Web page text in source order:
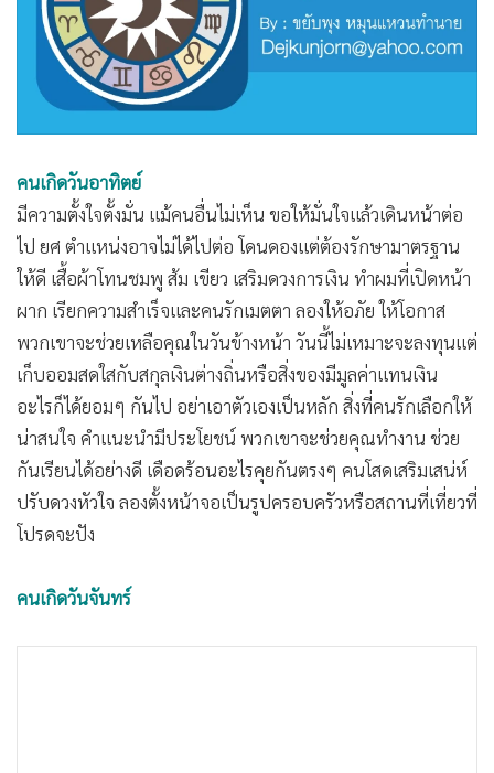
Infographic
การเมือง
ท่องเที่ยว
• Special Scoop
• เศรษฐกิจ-ธุรกิจ
• จีน
ชุมชน-คุณภาพชีวิต
อาชญากรรม
Motoring
• เกม
• วิทยาศาสตร์
• SMEs
• หุ้น
• อินโดจีน
• Celeb Online
คนเกิดวันอาทิตย์
มีความตั้งใจตั้งมั่น แม้คนอื่นไม่เห็น ขอให้มั่นใจแล้วเดินหน้าต่อ
ไป ยศ ตำแหน่งอาจไม่ได้ไปต่อ โดนดองแต่ต้องรักษามาตรฐาน
ให้ดี เสื้อผ้าโทนชมพู ส้ม เขียว เสริมดวงการเงิน ทำผมที่เปิดหน้า
ผาก เรียกความสำเร็จและคนรักเมตตา ลองให้อภัย ให้โอกาส
พวกเขาจะช่วยเหลือคุณในวันข้างหน้า วันนี้ไม่เหมาะจะลงทุนแต่
เก็บออมสดใสกับสกุลเงินต่างถิ่นหรือสิ่งของมีมูลค่าแทนเงิน
อะไรก็ได้ยอมๆ กันไป อย่าเอาตัวเองเป็นหลัก สิ่งที่คนรักเลือกให้
น่าสนใจ คำแนะนำมีประโยชน์ พวกเขาจะช่วยคุณทำงาน ช่วย
กันเรียนได้อย่างดี เดือดร้อนอะไรคุยกันตรงๆ คนโสดเสริมเสน่ห์
ปรับดวงหัวใจ ลองตั้งหน้าจอเป็นรูปครอบครัวหรือสถานที่เที่ยวที่
โปรดจะปัง
คนเกิดวันจันทร์